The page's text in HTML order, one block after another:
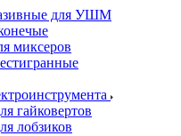
для УШМ
миксеров
гайковертов
лобзиков